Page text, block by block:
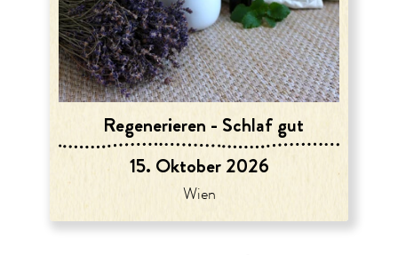
Regenerieren - Schlaf gut
15. Oktober 2026
Wien